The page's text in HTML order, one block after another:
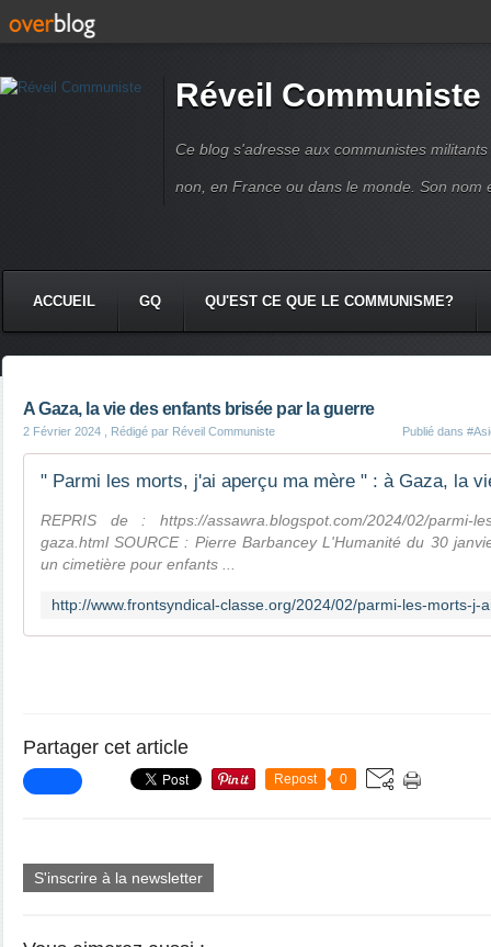
Réveil Communiste
Ce blog s'adresse aux communistes
non, en France ou dans le monde. Son nom
ACCUEIL GQ QU'EST CE QUE LE COMMUNISME?
A Gaza, la vie des enfants brisée par la guerre
2 Février 2024 , Rédigé par Réveil Communiste Publié dans
REPRIS de : https://assawra.blogspot.com/2024/02/parmi-
gaza.html SOURCE : Pierre Barbancey L'Humanité du 30
un cimetière pour enfants ...
Partager cet article
Repost 0
S'inscrire à la newsletter